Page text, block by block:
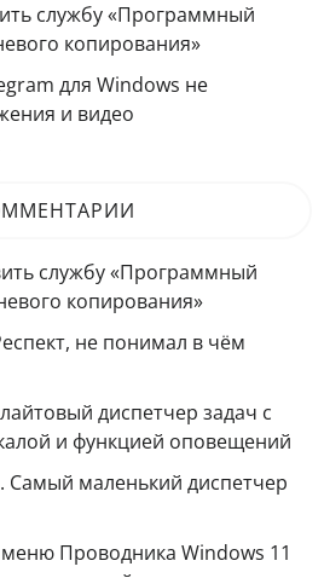
службу «Программный
копирования»
для Windows не
и видео
службу «Программный
копирования»
не понимал в чём
диспетчер задач с
и функцией оповещений
Самый маленький диспетчер
меню Проводника Windows 11